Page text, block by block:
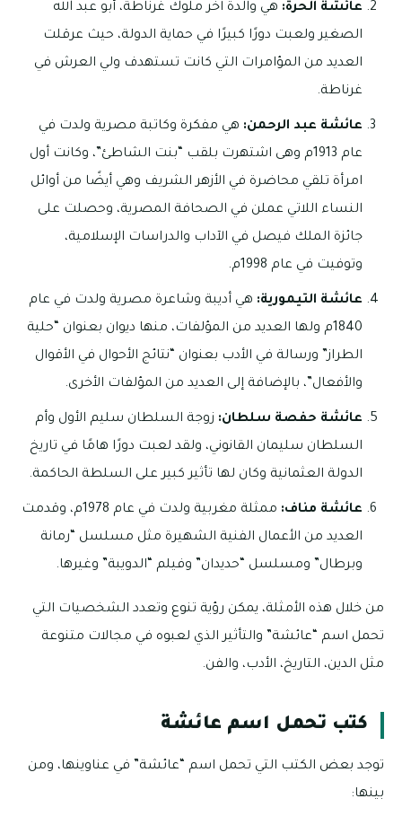
عائشة الحرة: هي والدة آخر ملوك غرناطة، أبو عبد الله
الصغير ولعبت دورًا كبيرًا في حماية الدولة، حيث عرقلت
العديد من المؤامرات التي كانت تستهدف ولي العرش في
غرناطة.
عائشة عبد الرحمن: هي مفكرة وكاتبة مصرية ولدت في
عام 1913م وهى اشتهرت بلقب “بنت الشاطئ”، وكانت أول
امرأة تلقي محاضرة في الأزهر الشريف وهي أيضًا من أوائل
النساء اللاتي عملن في الصحافة المصرية، وحصلت على
جائزة الملك فيصل في الآداب والدراسات الإسلامية،
وتوفيت في عام 1998م.
عائشة التيمورية: هي أديبة وشاعرة مصرية ولدت في عام
1840م ولها العديد من المؤلفات، منها ديوان بعنوان “حلية
الطراز” ورسالة في الأدب بعنوان “نتائج الأحوال في الأقوال
والأفعال”، بالإضافة إلى العديد من المؤلفات الأخرى.
عائشة حفصة سلطان: زوجة السلطان سليم الأول وأم
السلطان سليمان القانوني، ولقد لعبت دورًا هامًا في تاريخ
الدولة العثمانية وكان لها تأثير كبير على السلطة الحاكمة.
عائشة مناف:
ممثلة مغربية ولدت في عام 1978م، وقدمت
العديد من الأعمال الفنية الشهيرة مثل مسلسل “رمانة
وبرطال” ومسلسل “حديدان” وفيلم “الدويبة” وغيرها.
من خلال هذه الأمثلة، يمكن رؤية تنوع وتعدد الشخصيات التي
تحمل اسم “عائشة” والتأثير الذي لعبوه في مجالات متنوعة
مثل الدين، التاريخ، الأدب، والفن.
كتب تحمل اسم عائشة
توجد بعض الكتب التي تحمل اسم “عائشة” في عناوينها، ومن
بينها: